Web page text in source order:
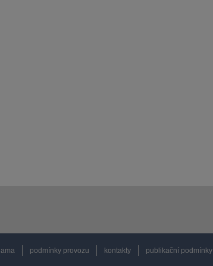
podmínky provozu kontakty publikační podmínky